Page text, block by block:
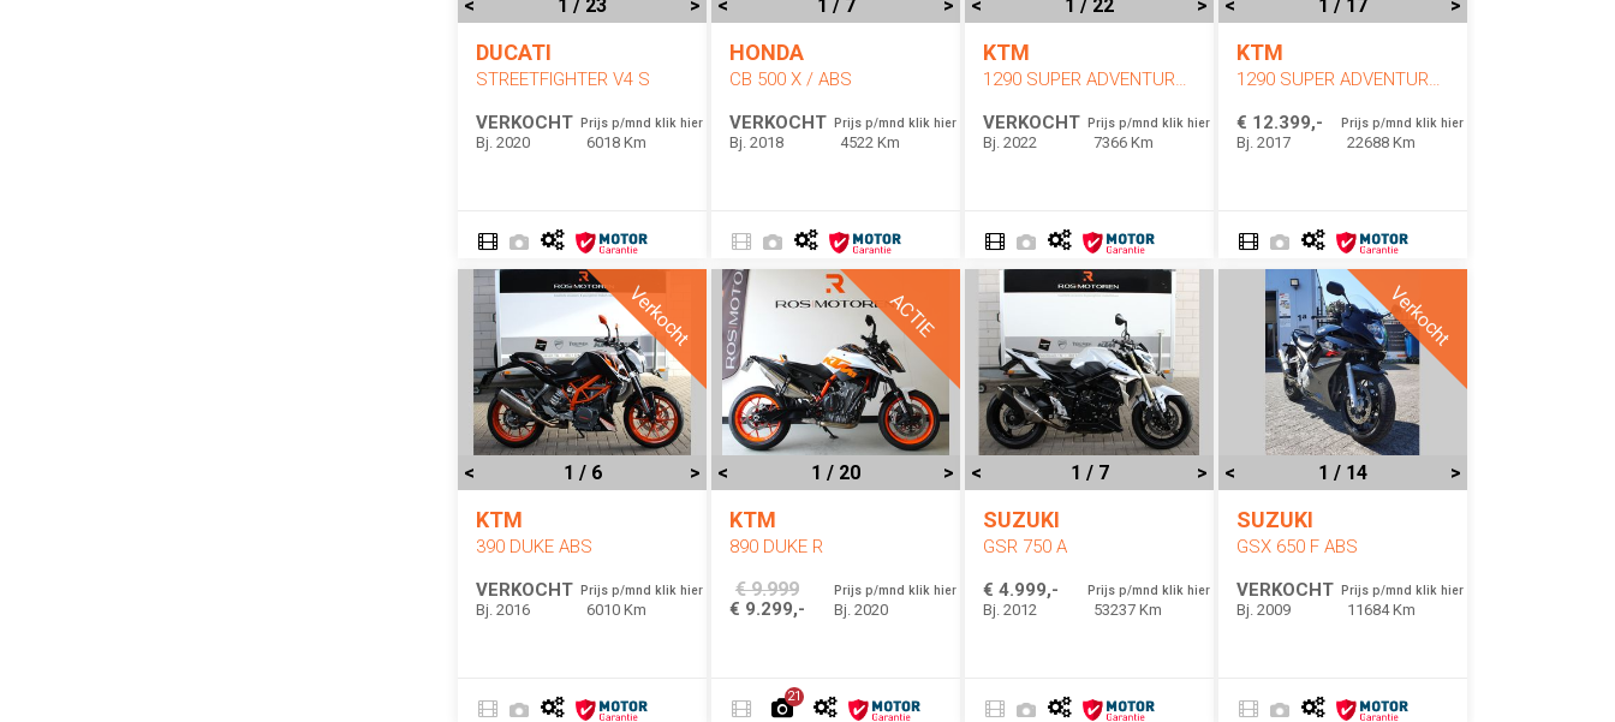
< 1 / 23 >
DUCATI
STREETFIGHTER V4 S
VERKOCHT
Prijs p/mnd klik hier
Bj. 2020 6018 Km
< 1 / 7 >
HONDA
CB 500 X / ABS
VERKOCHT
Prijs p/mnd klik hier
Bj. 2018 4522 Km
< 1 / 22 >
KTM
1290 SUPER ADVENTURE S
VERKOCHT
Prijs p/mnd klik hier
Bj. 2022 7366 Km
< 1 / 17 >
KTM
1290 SUPER ADVENTURE S
€ 12.399,-
Prijs p/mnd klik hier
Bj. 2017 22688 Km
Verkocht
< 1 / 6 >
KTM
390 DUKE ABS
VERKOCHT
Prijs p/mnd klik hier
Bj. 2016 6010 Km
ACTIE
< 1 / 20 >
KTM
890 DUKE R
€ 9.999
€ 9.299,-
Prijs p/mnd klik hier
Bj. 2020
21
< 1 / 7 >
SUZUKI
GSR 750 A
€ 4.999,-
Prijs p/mnd klik hier
Bj. 2012 53237 Km
Verkocht
< 1 / 14 >
SUZUKI
GSX 650 F ABS
VERKOCHT
Prijs p/mnd klik hier
Bj. 2009 11684 Km